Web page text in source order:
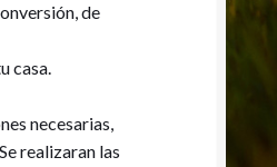
de
casa.
necesarias,
realizaran las